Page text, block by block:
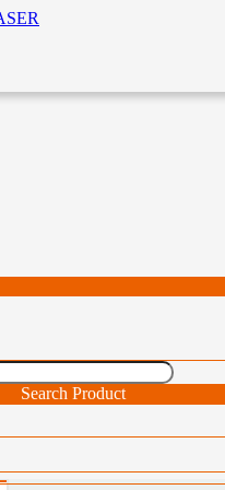
Search Product